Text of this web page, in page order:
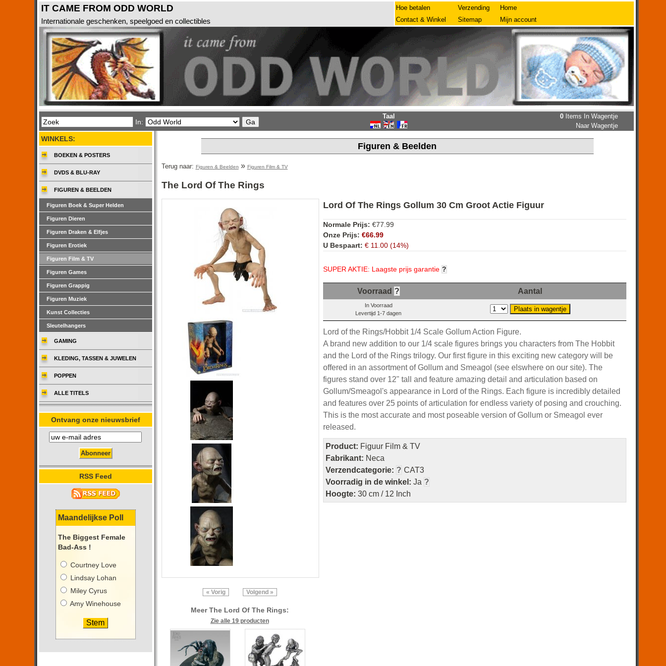
IT CAME FROM ODD WORLD
Internationale geschenken, speelgoed en collectibles
Hoe betalen
Contact & Winkel
Verzending
Sitemap
Home
Mijn account
In:
Taal 0Items In Wagentje
Naar Wagentje
Figuren & Beelden
Terug naar: Figuren & Beelden » Figuren Film & TV
The Lord Of The Rings
« Vorig Volgend »
Meer The Lord Of The Rings:
Zie alle 19 producten
Lord Of The Rings Gollum 30 Cm Groot Actie Figuur
Normale Prijs: €77.99
Onze Prijs: €66.99
U Bespaart: € 11.00 (14%)
SUPER AKTIE: Laagste prijs garantie ?
Voorraad ? Aantal
In Voorraad
Levertijd 1-7 dagen
Lord of the Rings/Hobbit 1/4 Scale Gollum Action Figure.
A brand new addition to our 1/4 scale figures brings you characters from The Hobbit
and the Lord of the Rings trilogy. Our first figure in this exciting new category will be
offered in an assortment of Gollum and Smeagol (see elswhere on our site). The
figures stand over 12" tall and feature amazing detail and articulation based on
Gollum/Smeagol's appearance in Lord of the Rings. Each figure is incredibly detailed
and features over 25 points of articulation for endless variety of posing and crouching.
This is the most accurate and most poseable version of Gollum or Smeagol ever
released.
Product: Figuur Film & TV
Fabrikant: Neca
Verzendcategorie: ? CAT3
Voorradig in de winkel: Ja ?
Hoogte: 30 cm / 12 Inch
WINKELS:
BOEKEN & POSTERS
DVDS & BLU-RAY
FIGUREN & BEELDEN
Figuren Boek & Super Helden
Figuren Dieren
Figuren Draken & Elfjes
Figuren Erotiek
Figuren Film & TV
Figuren Games
Figuren Grappig
Figuren Muziek
Kunst Collecties
Sleutelhangers
GAMING
KLEDING, TASSEN & JUWELEN
POPPEN
ALLE TITELS
Ontvang onze nieuwsbrief
RSS Feed
Maandelijkse Poll
The Biggest Female
Bad-Ass !
Courtney Love
Lindsay Lohan
Miley Cyrus
Amy Winehouse